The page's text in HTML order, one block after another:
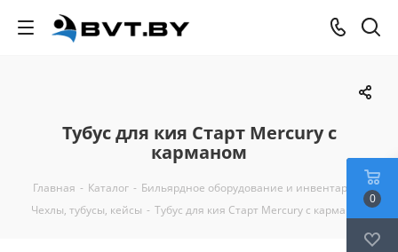
Тубус для кия Старт Mercury с
карманом
Главная - Каталог - Бильярдное оборудование и инвентарь
Чехлы, тубусы, кейсы - Тубус для кия Старт Mercury с карманом
0